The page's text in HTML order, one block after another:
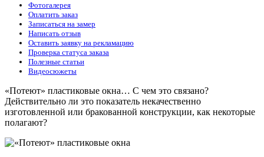
Фотогалерея
Оплатить заказ
Записаться на замер
Написать отзыв
Оставить заявку на рекламацию
Проверка статуса заказа
Полезные статьи
Видеосюжеты
«Потеют» пластиковые окна… С чем это связано?
Действительно ли это показатель некачественно
изготовленной или бракованной конструкции, как некоторые
полагают?